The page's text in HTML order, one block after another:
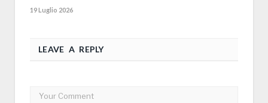
19 Luglio 2026
LEAVE A REPLY